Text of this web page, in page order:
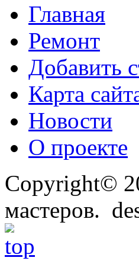
Главная
Ремонт
Добавить
Карта
Новости
О проекте
Copyright©
мастеров.